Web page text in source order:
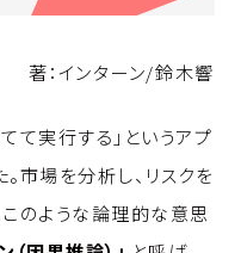
著：インターン/鈴木響
て実行する」というアプ
市場を分析し、リスクを
のような論理的な意思